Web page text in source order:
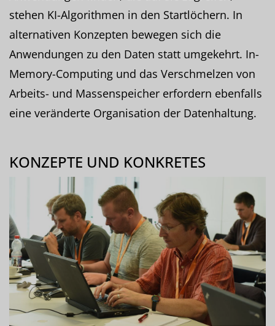
stehen KI-Algorithmen in den Startlöchern. In
alternativen Konzepten bewegen sich die
Anwendungen zu den Daten statt umgekehrt. In-
Memory-Computing und das Verschmelzen von
Arbeits- und Massenspeicher erfordern ebenfalls
eine veränderte Organisation der Datenhaltung.
KONZEPTE UND KONKRETES